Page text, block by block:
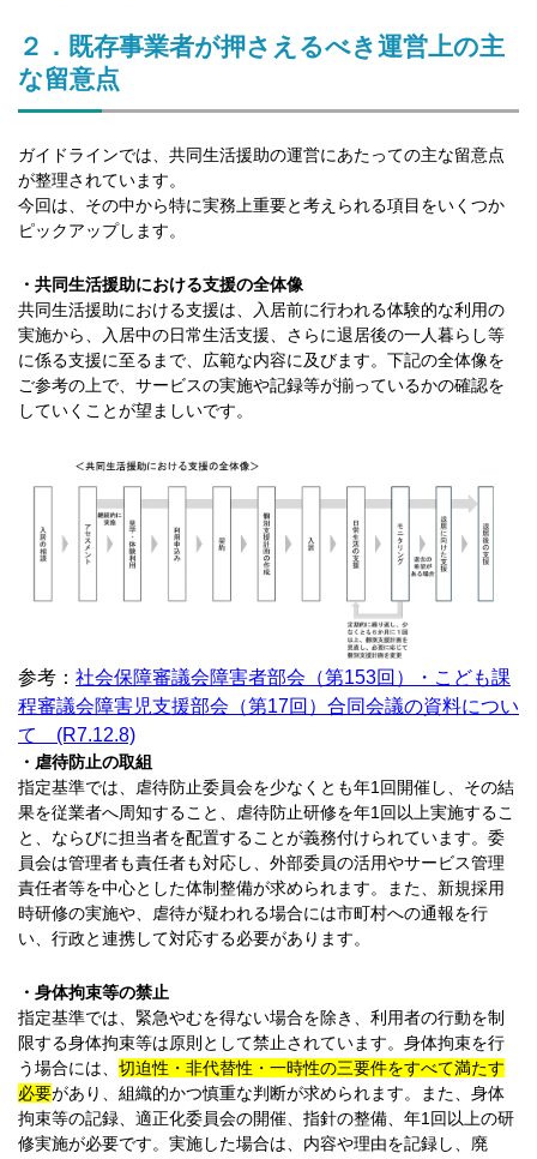
２．既存事業者が押さえるべき運営上の主
な留意点
ガイドラインでは、共同生活援助の運営にあたっての主な留意点
が整理されています。
今回は、その中から特に実務上重要と考えられる項目をいくつか
ピックアップします。
・共同生活援助における支援の全体像
共同生活援助における支援は、入居前に行われる体験的な利用の
実施から、入居中の日常生活支援、さらに退居後の一人暮らし等
に係る支援に至るまで、広範な内容に及びます。下記の全体像を
ご参考の上で、サービスの実施や記録等が揃っているかの確認を
していくことが望ましいです。
参考： 社会保障審議会障害者部会（第153回）・こども課
程審議会障害児支援部会（第17回）合同会議の資料につい
て (R7.12.8)
・虐待防止の取組
指定基準では、虐待防止委員会を少なくとも年1回開催し、その結
果を従業者へ周知すること、虐待防止研修を年1回以上実施するこ
と、ならびに担当者を配置することが義務付けられています。委
員会は管理者も責任者も対応し、外部委員の活用やサービス管理
責任者等を中心とした体制整備が求められます。また、新規採用
時研修の実施や、虐待が疑われる場合には市町村への通報を行
い、行政と連携して対応する必要があります。
・身体拘束等の禁止
指定基準では、緊急やむを得ない場合を除き、利用者の行動を制
限する身体拘束等は原則として禁止されています。身体拘束を行
う場合には、 切迫性・非代替性・一時性の三要件をすべて満たす
必要があり、組織的かつ慎重な判断が求められます。また、身体
拘束等の記録、適正化委員会の開催、指針の整備、年1回以上の研
修実施が必要です。実施した場合は、内容や理由を記録し、廃